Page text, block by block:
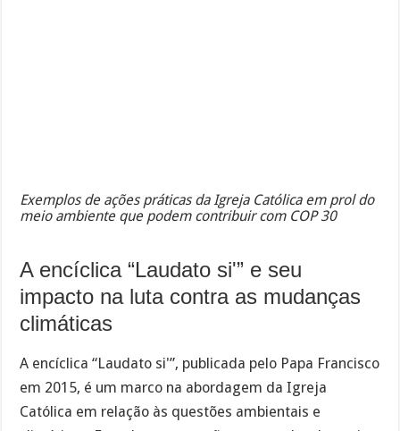
Exemplos de ações práticas da Igreja Católica em prol do
meio ambiente que podem contribuir com COP 30
A encíclica “Laudato si'” e seu
impacto na luta contra as mudanças
climáticas
A encíclica “Laudato si'”, publicada pelo Papa Francisco
em 2015, é um marco na abordagem da Igreja
Católica em relação às questões ambientais e